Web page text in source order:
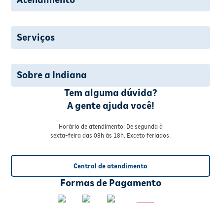
Serviços
Sobre a Indiana
Tem alguma dúvida?
A gente ajuda você!
Horário de atendimento: De segunda à
sexta-feira das 08h às 18h. Exceto feriados.
Central de atendimento
Formas de Pagamento